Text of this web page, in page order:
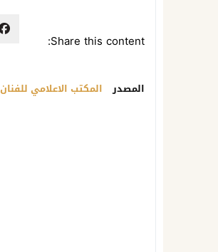
Share this content:
المصدر المكتب الاعلامي للفنان